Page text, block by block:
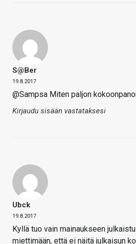
S@ber
19.8.2017
@Sampsa Miten paljon
Kirjaudu sisään vastataksesi
Ubck
19.8.2017
Kyllä tuo vain mainaukseen
miettimään, että ei näitä julkaisun